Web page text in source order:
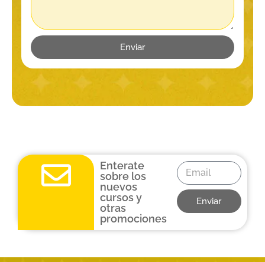
Enviar
Enterate
sobre los
nuevos
cursos y
otras
promociones
Enviar